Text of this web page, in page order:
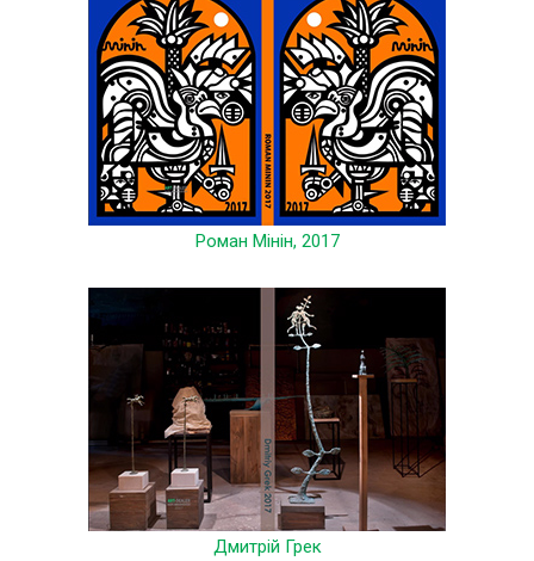
Роман Мінін, 2017
Дмитрій Грек